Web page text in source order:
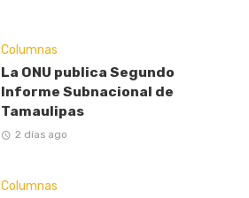
Columnas
La ONU publica Segundo
Informe Subnacional de
Tamaulipas
2 días ago
Columnas